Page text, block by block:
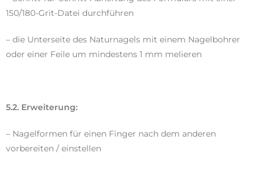
150/180-Grit-Datei durchführen
– die Unterseite des Naturnagels mit einem Nagelbohrer
oder einer Feile um mindestens 1 mm melieren
5.2. Erweiterung:
– Nagelformen für einen Finger nach dem anderen
vorbereiten / einstellen